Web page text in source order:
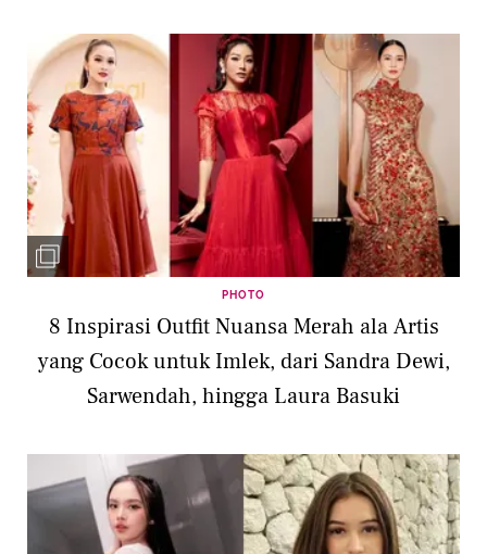
PHOTO
8 Inspirasi Outfit Nuansa Merah ala Artis
yang Cocok untuk Imlek, dari Sandra Dewi,
Sarwendah, hingga Laura Basuki